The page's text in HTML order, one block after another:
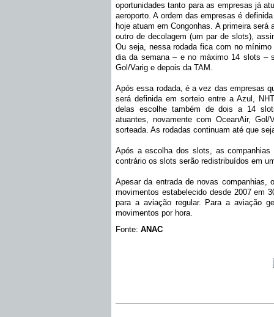
oportunidades tanto para as empresas já
aeroporto. A ordem das empresas é
hoje atuam em Congonhas. A primeira
outro de decolagem (um par de slots),
Ou seja, nessa rodada fica com no
dia da semana – e no máximo 14 slots –
Gol/Varig e depois da TAM.
Após essa rodada, é a vez das empresas
será definida em sorteio entre a Azul,
delas escolhe também de dois a 14
atuantes, novamente com OceanAir,
sorteada. As rodadas continuam até que
Após a escolha dos slots, as
contrário os slots serão redistribuídos em
Apesar da entrada de novas companhias,
movimentos estabelecido desde 2007 em
para a aviação regular. Para a aviação
movimentos por hora.
Fonte: ANAC